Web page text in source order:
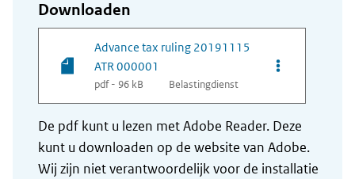
Downloaden
Advance tax ruling 20191115
ATR 000001
pdf - 96 kB Belastingdienst
Opties van
De pdf kunt u lezen met Adobe Reader. Deze
kunt u downloaden op de website van Adobe.
Wij zijn niet verantwoordelijk voor de installatie